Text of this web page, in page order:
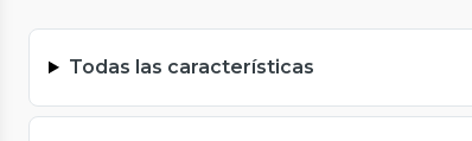
Todas las características